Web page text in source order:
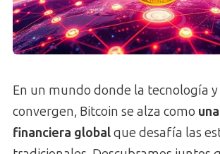
En un mundo donde la tecnología
convergen, Bitcoin se alza como
financiera globalque desafía las